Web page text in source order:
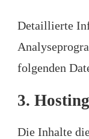
Detaillierte
folgenden
3. Hosting
Die Inhalte